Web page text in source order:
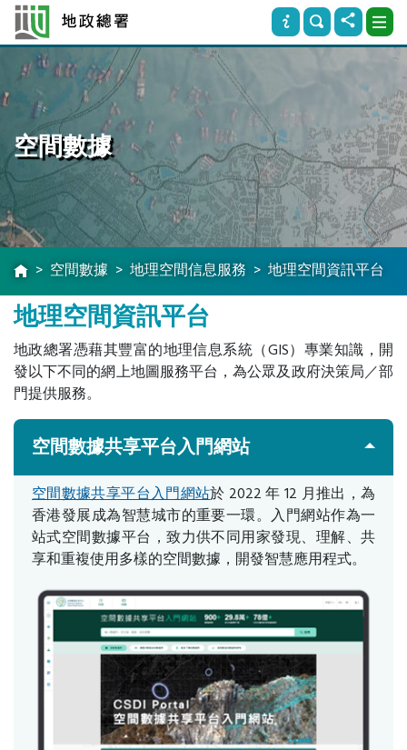
空間數據
空間數據 地理空間信息服務 地理空間資訊平台
地理空間資訊平台
地政總署憑藉其豐富的地理信息系統（GIS）專業知識，開
發以下不同的網上地圖服務平台，為公眾及政府決策局／部
門提供服務。
空間數據共享平台入門網站
空間數據共享平台入門網站於 2022 年 12 月推出，為
香港發展成為智慧城市的重要一環。入門網站作為一
站式空間數據平台，致力供不同用家發現、理解、共
享和重複使用多樣的空間數據，開發智慧應用程式。